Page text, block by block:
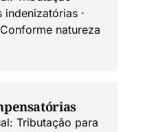
·
natureza
Tributação para